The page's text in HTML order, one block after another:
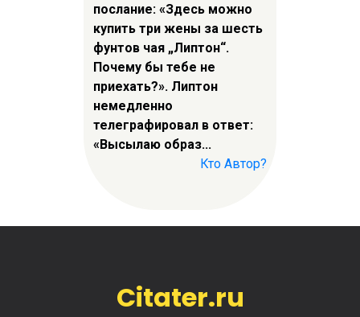
послание: «Здесь можно
купить три жены за шесть
фунтов чая „Липтон“.
Почему бы тебе не
приехать?». Липтон
немедленно
телеграфировал в ответ:
«Высылаю образ...
Кто Автор?
Citater.ru